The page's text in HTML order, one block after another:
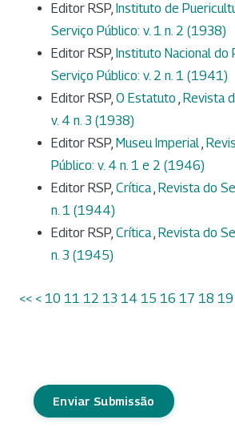
Editor RSP, Instituto de
Serviço Público: v. 1 n. 2 (1938)
Editor RSP, Instituto Nacional do
Serviço Público: v. 2 n. 1 (1941)
Editor RSP, O Estatuto , Revista
v. 4 n. 3 (1938)
Editor RSP, Museu Imperial,
Público: v. 4 n. 1 e 2 (1946)
Editor RSP, Crítica, Revista do
n. 1 (1944)
Editor RSP, Crítica, Revista do
n. 3 (1945)
<< < 10 11 12 13 14 15 16 17 18 19
Enviar Submissão